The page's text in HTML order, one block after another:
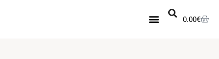
0.00€